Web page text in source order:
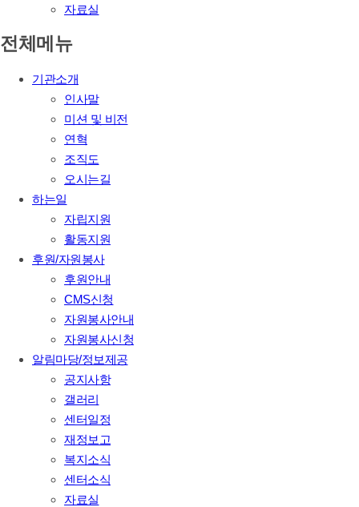
자료실
전체메뉴
기관소개
인사말
미션 및 비전
연혁
조직도
오시는길
하는일
자립지원
활동지원
후원/자원봉사
후원안내
CMS신청
자원봉사안내
자원봉사신청
알림마당/정보제공
공지사항
갤러리
센터일정
재정보고
복지소식
센터소식
자료실